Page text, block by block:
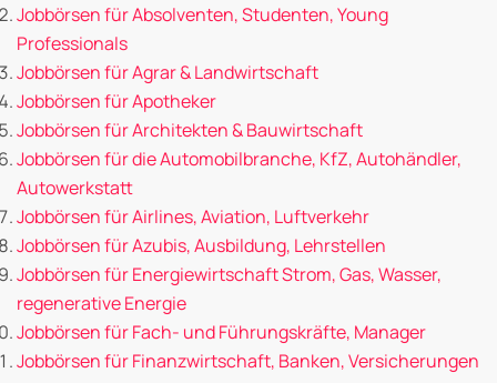
Jobbörsen für Absolventen, Studenten, Young
Professionals
Jobbörsen für Agrar & Landwirtschaft
Jobbörsen für Apotheker
Jobbörsen für Architekten & Bauwirtschaft
Jobbörsen für die Automobilbranche, KfZ, Autohändler,
Autowerkstatt
Jobbörsen für Airlines, Aviation, Luftverkehr
Jobbörsen für Azubis, Ausbildung, Lehrstellen
Jobbörsen für Energiewirtschaft Strom, Gas, Wasser,
regenerative Energie
Jobbörsen für Fach- und Führungskräfte, Manager
Jobbörsen für Finanzwirtschaft, Banken, Versicherungen